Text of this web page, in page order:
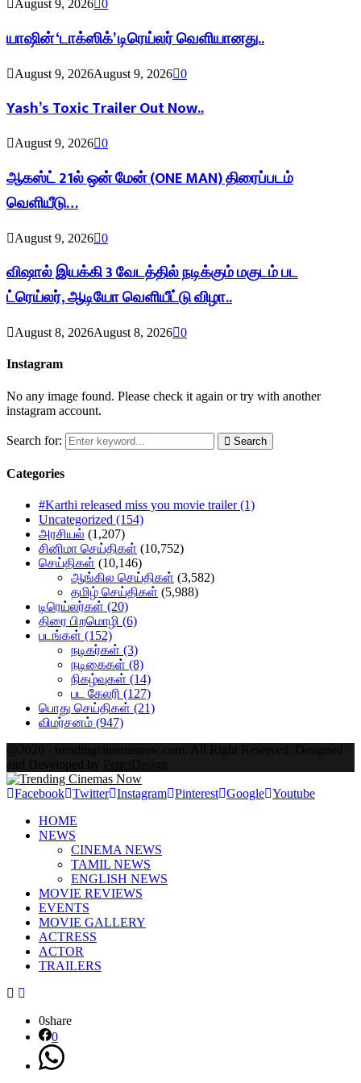
August 9, 2026 0
யாஷின் ‘டாக்ஸிக்’ டிரெய்லர் வெளியானது..
August 9, 2026August 9, 2026 0
Yash’s Toxic Trailer Out Now..
August 9, 2026 0
ஆகஸ்ட் 21ல் ஒன் மேன் (ONE MAN) திரைப்படம்
வெளியீடு…
August 9, 2026 0
விஷால் இயக்கி 3 வேடத்தில் நடிக்கும் மகுடம் பட
ட்ரெய்லர், ஆடியோ வெளியீட்டு விழா..
August 8, 2026August 8, 2026 0
Instagram
No any image found. Please check it again or try with another
instagram account.
Search for: Search
Categories
#Karthi released miss you movie trailer(1)
Uncategorized (154)
அரசியல் (1,207)
சினிமா செய்திகள் (10,752)
செய்திகள் (10,146)
ஆங்கில செய்திகள் (3,582)
தமிழ் செய்திகள் (5,988)
டிரெய்லர்கள் (20)
திரை பிறமொழி (6)
படங்கள் (152)
நடிகர்கள் (3)
நடிகைகள் (8)
நிகழ்வுகள் (14)
பட கேலரி (127)
பொது செய்திகள் (21)
விமர்சனம் (947)
@2026 - trendingcinemasnow.com. All Right Reserved. Designed
and Developed by PenciDesign
Facebook Twitter Instagram Pinterest Google Youtube
HOME
NEWS
CINEMA NEWS
TAMIL NEWS
ENGLISH NEWS
MOVIE REVIEWS
EVENTS
MOVIE GALLERY
ACTRESS
ACTOR
TRAILERS
0share
0